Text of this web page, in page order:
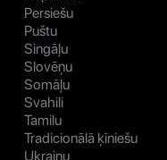
Persiešu
Puštu
Singāļu
Slovēņu
Somāļu
Svahili
Tamilu
Tradicionālā ķīniešu
Ukraiņu